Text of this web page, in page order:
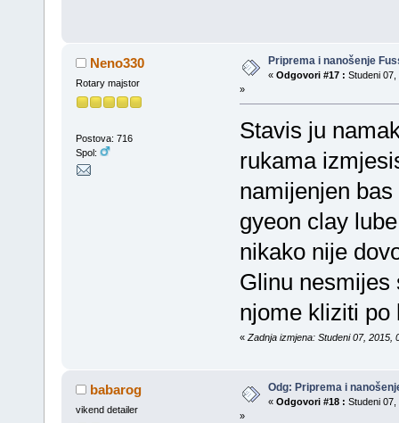
Neno330
Rotary majstor
Postova: 716
Spol:
Priprema i nanošenje
« Odgovori #17 : Studeni 07,
»
Stavis ju
rukama
namijenjen
gyeon clay
nikako nije
Glinu nesmijes
njome kliziti po
«Zadnja izmjena: Studeni 07, 2015,
babarog
vikend detailer
Odg: Priprema i
« Odgovori #18 : Studeni 07,
»